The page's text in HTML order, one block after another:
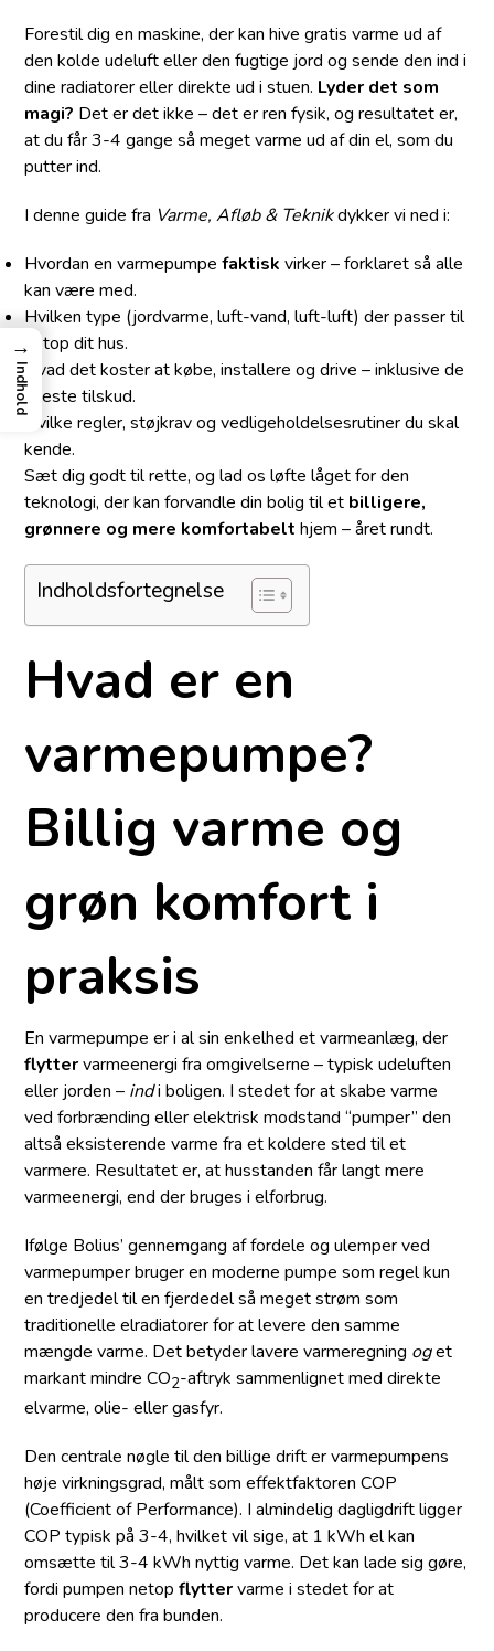
Forestil dig en maskine, der kan hive gratis varme ud af
den kolde udeluft eller den fugtige jord og sende den ind i
dine radiatorer eller direkte ud i stuen. Lyder det som
magi? Det er det ikke – det er ren fysik, og resultatet er,
at du får 3-4 gange så meget varme ud af din el, som du
putter ind.
I denne guide fra Varme, Afløb & Teknikdykker vi ned i:
Hvordan en varmepumpefaktisk virker – forklaret så alle
kan være med.
Hvilken type (jordvarme, luft-vand, luft-luft) der passer til
netop dit hus.
Hvad det koster at købe, installere og drive – inklusive de
nyeste tilskud.
Hvilke regler, støjkrav og vedligeholdelsesrutiner du skal
kende.
Sæt dig godt til rette, og lad os løfte låget for den
teknologi, der kan forvandle din bolig til et billigere,
grønnere og mere komfortabelt hjem – året rundt.
Indholdsfortegnelse
Hvad er en
varmepumpe?
Billig varme og
grøn komfort i
praksis
En varmepumpe er i al sin enkelhed et varmeanlæg, der
flyttervarmeenergi fra omgivelserne – typisk udeluften
eller jorden – indi boligen. I stedet for at skabe varme
ved forbrænding eller elektrisk modstand “pumper” den
altså eksisterende varme fra et koldere sted til et
varmere. Resultatet er, at husstanden får langt mere
varmeenergi, end der bruges i elforbrug.
Ifølge Bolius’ gennemgang af fordele og ulemper ved
varmepumper bruger en moderne pumpe som regel kun
en tredjedel til en fjerdedel så meget strøm som
traditionelle elradiatorer for at levere den samme
mængde varme. Det betyder lavere varmeregning oget
markant mindre CO2-aftryk sammenlignet med direkte
elvarme, olie- eller gasfyr.
Den centrale nøgle til den billige drift er varmepumpens
høje virkningsgrad, målt som effektfaktoren COP
(Coefficient of Performance). I almindelig dagligdrift ligger
COP typisk på 3-4, hvilket vil sige, at 1 kWh el kan
omsætte til 3-4 kWh nyttig varme. Det kan lade sig gøre,
fordi pumpen netopflyttervarme i stedet for at
producere den fra bunden.
→
Indhold